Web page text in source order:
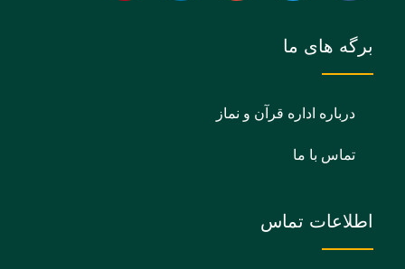
برگه های ما
درباره اداره قرآن و نماز
تماس با ما
اطلاعات تماس